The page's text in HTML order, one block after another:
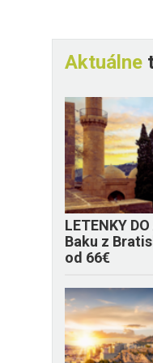
Aktuálne
LETENKY
Baku z
od 66€